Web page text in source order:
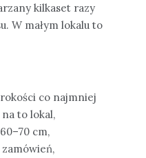
kilkaset razy
W małym lokalu to
co najmniej
na to lokal,
cm,